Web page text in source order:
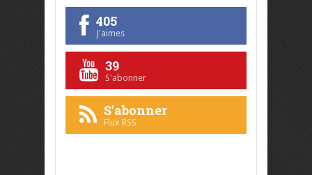
405
J'aimes
39
S'abonner
S'abonner
Flux RSS